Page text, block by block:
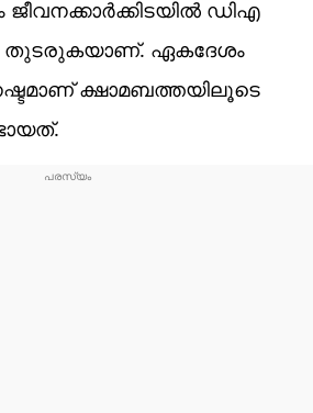
ഡിഎ
തുടരുകയാണ്. ഏകദേശം
ക്ഷാമബത്തയിലൂടെ